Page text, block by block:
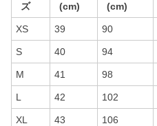
ズ
(cm)
(cm)
XS 39 90
S 40 94
M 41 98
L 42 102
XL 43 106